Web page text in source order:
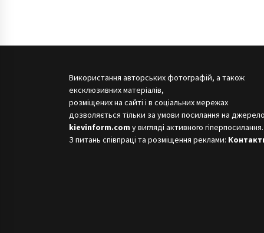
Використання авторських фотографій, а також
ексклюзивних матеріалів,
розміщених на сайті і в соціальних мережах
дозволяється тільки за умови посилання на
kievinform.com у вигляді активного гіперпосилання.
З питань співпраці та розміщення реклами: